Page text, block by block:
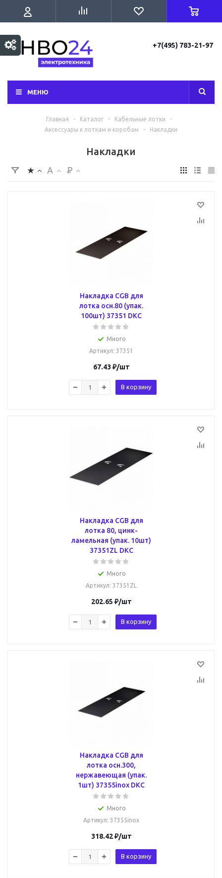
+7(495) 783-21-97
МЕНЮ
Главная - Каталог - Кабельные лотки
-
Аксессуары к лоткам и коробам
- Накладки
Накладки
Накладка CGB для
лотка осн.80 (упак.
100шт) 37351 DKC
Много
Артикул: 37351
67.43 ₽/шт
В корзину
Накладка CGB для
лотка 80, цинк-
ламельная (упак. 10шт)
37351ZL DKC
Много
Артикул: 37351ZL
202.65 ₽/шт
В корзину
Накладка CGB для
лотка осн.300,
нержавеющая (упак.
1шт) 37355inox DKC
Много
Артикул: 37355inox
318.42₽/шт
В корзину